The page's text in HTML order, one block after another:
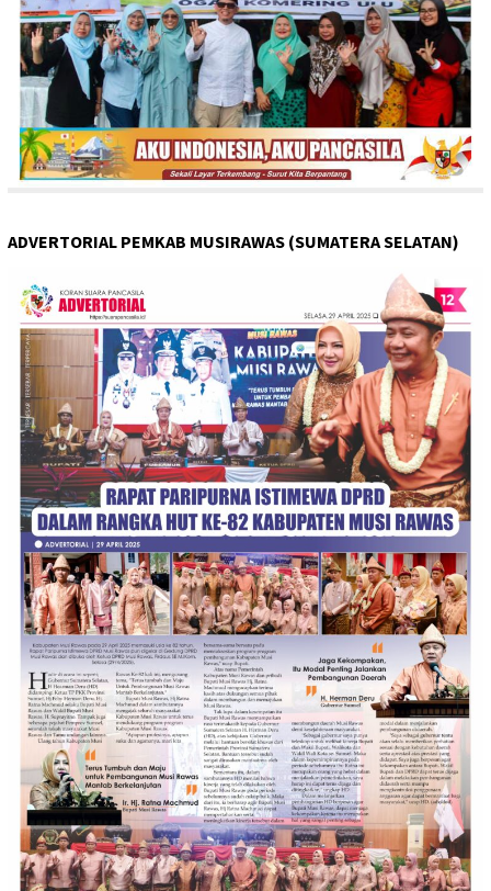
ADVERTORIAL PEMKAB MUSIRAWAS (SUMATERA SELATAN)